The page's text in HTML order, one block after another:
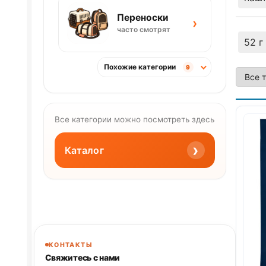
52 г
Переноски
часто смотрят ›
Похожие категории 9
Все категории можно посмотреть здесь
Каталог ›
КОНТАКТЫ
Свяжитесь с нами